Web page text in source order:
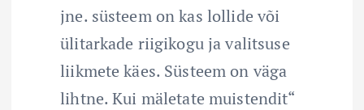
jne. süsteem on kas lollide või
ülitarkade riigikogu ja valitsuse
liikmete käes. Süsteem on väga
lihtne. Kui mäletate muistendit“